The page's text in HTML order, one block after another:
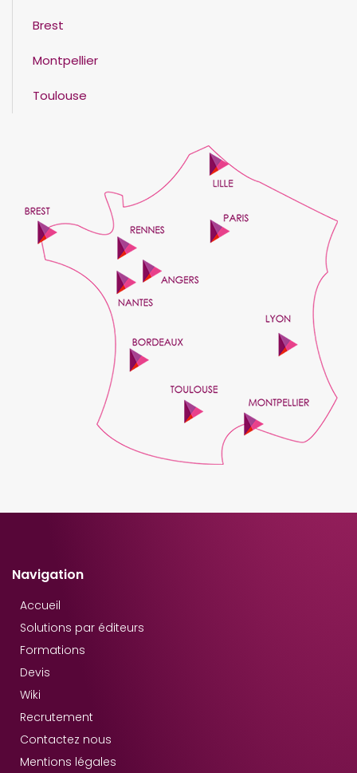
Brest
Montpellier
Toulouse
Navigation
Accueil
Solutions par éditeurs
Formations
Devis
Wiki
Recrutement
Contactez nous
Mentions légales